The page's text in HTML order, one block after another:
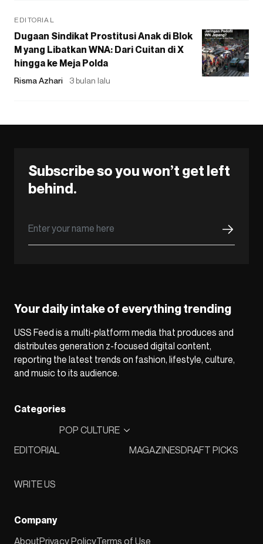
EDITORIAL
Dugaan Sindikat Prostitusi Anak di Blok
M yang Libatkan WNA: Dari Cuitan di X
hingga ke Meja Polda
Risma Azhari 3 bulan lalu
Subscribe so you won’t get left
behind.
Your daily intake of everything trending
USS Feed is a multi-platform media that produces and
distributes generation z-focused digital content,
reporting the latest trends on fashion, lifestyle, culture,
and music to its audience.
Categories
EDITORIAL
POP CULTURE
MAGAZINESDRAFT PICKS
WRITE US
Company
AboutPrivacy PolicyTerms of Use